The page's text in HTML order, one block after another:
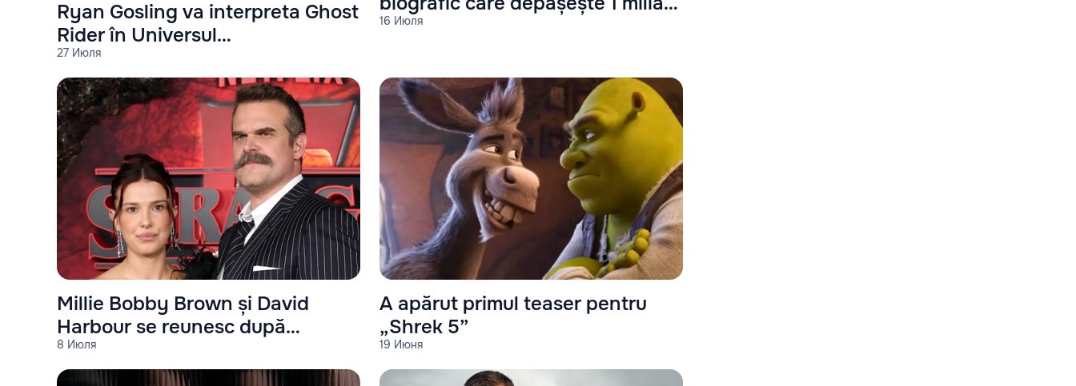
27 Июля
Ryan Gosling va interpreta Ghost
Rider în Universul
Cinematografic Marvel
16 Июля
de dolari la box office
8 Июля
Millie Bobby Brown și David
Harbour se reunesc după
„Stranger Things”
19 Июня
A apărut primul teaser pentru
„Shrek 5”